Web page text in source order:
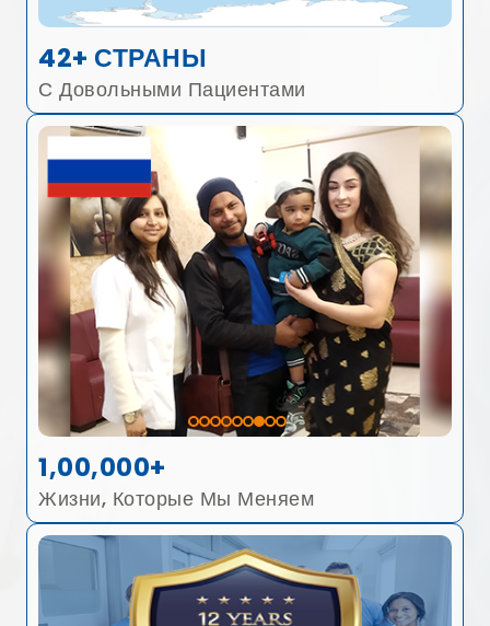
42+ СТРАНЫ
С Довольными Пациентами
1,00,000+
Жизни, Которые Мы Меняем